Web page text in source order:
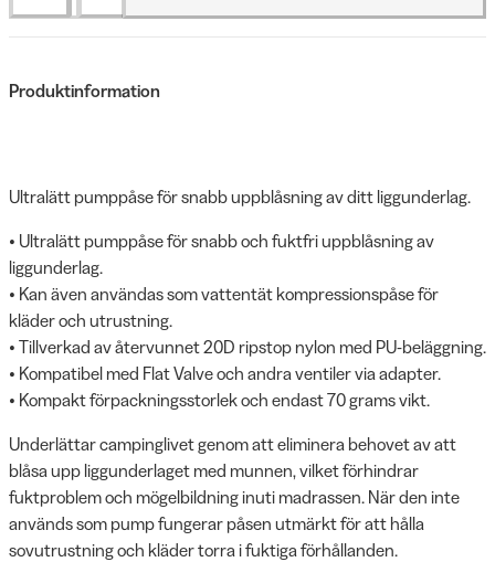
Produktinformation
Ultralätt pumppåse för snabb uppblåsning av ditt liggunderlag.
• Ultralätt pumppåse för snabb och fuktfri uppblåsning av
liggunderlag.
• Kan även användas som vattentät kompressionspåse för
kläder och utrustning.
• Tillverkad av återvunnet 20D ripstop nylon med PU-beläggning.
• Kompatibel med Flat Valve och andra ventiler via adapter.
• Kompakt förpackningsstorlek och endast 70 grams vikt.
Underlättar campinglivet genom att eliminera behovet av att
blåsa upp liggunderlaget med munnen, vilket förhindrar
fuktproblem och mögelbildning inuti madrassen. När den inte
används som pump fungerar påsen utmärkt för att hålla
sovutrustning och kläder torra i fuktiga förhållanden.